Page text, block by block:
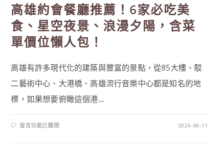
高雄約會餐廳推薦！6家必吃美
食、星空夜景、浪漫夕陽，含菜
單價位懶人包！
高雄有許多現代化的建築與豐富的景點，從85大樓、駁
二藝術中心、大港橋、高雄流行音樂中心都是知名的地
標，如果想要俯瞰這個港...
在
〈高
留言功能已關閉 2024-06-11